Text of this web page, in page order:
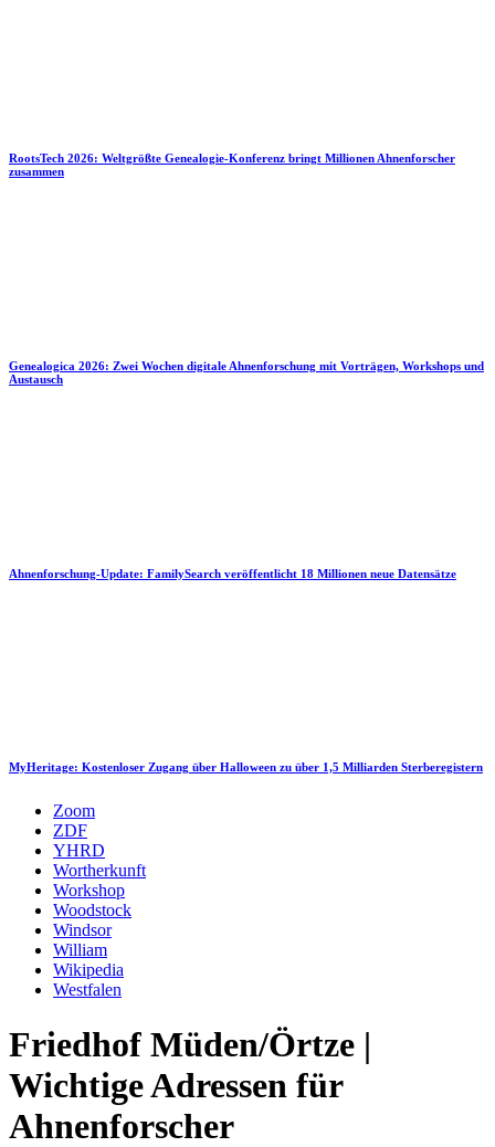
RootsTech 2026: Weltgrößte Genealogie-Konferenz bringt Millionen Ahnenforscher
zusammen
Genealogica 2026: Zwei Wochen digitale Ahnenforschung mit Vorträgen, Workshops und
Austausch
Ahnenforschung-Update: FamilySearch veröffentlicht 18 Millionen neue Datensätze
MyHeritage: Kostenloser Zugang über Halloween zu über 1,5 Milliarden Sterberegistern
Zoom
ZDF
YHRD
Wortherkunft
Workshop
Woodstock
Windsor
William
Wikipedia
Westfalen
Friedhof Müden/Örtze |
Wichtige Adressen für
Ahnenforscher